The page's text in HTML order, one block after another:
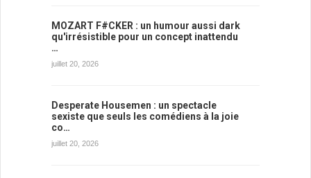
MOZART F#CKER : un humour aussi dark
qu'irrésistible pour un concept inattendu
…
juillet 20, 2026
Desperate Housemen : un spectacle
sexiste que seuls les comédiens à la joie
co…
juillet 20, 2026